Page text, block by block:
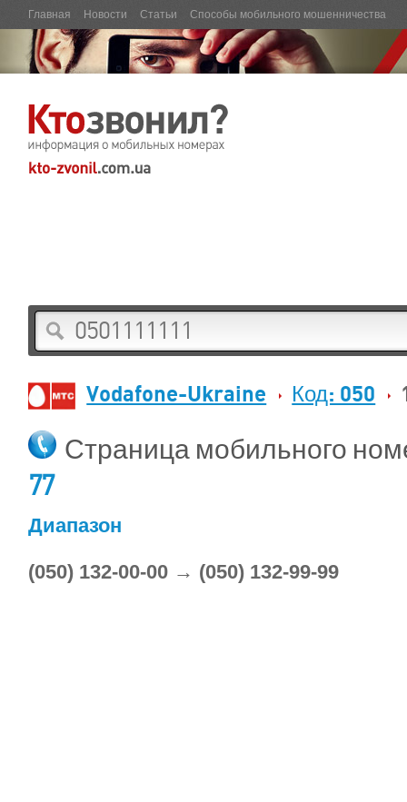
Главная Новости Статьи Способы мобильного мошенничества
Vodafone-Ukraine Код: 050
Страница мобильного
77
Диапазон
(050) 132-00-00 → (050) 132-99-99